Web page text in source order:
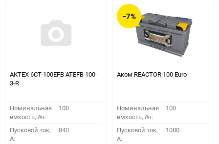
АКТЕХ 6СТ-100EFB ATEFB 100-
3-R
Номинальная
емкость, Ач:
100
Пусковой ток,
A:
840
−7%
Аком REACTOR 100 Euro
Номинальная
емкость, Ач:
100
Пусковой ток,
A:
1080